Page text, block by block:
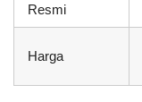
Resmi
Harga